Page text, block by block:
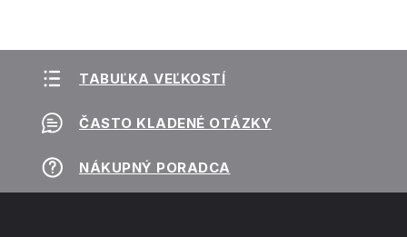
TABUĽKA VEĽKOSTÍ
ČASTO KLADENÉ OTÁZKY
NÁKUPNÝ PORADCA